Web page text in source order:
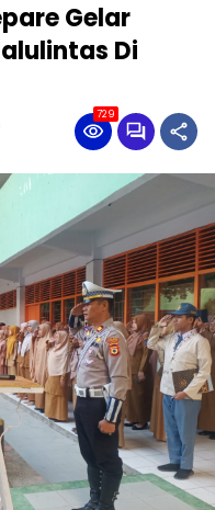
Gelar
Di
729